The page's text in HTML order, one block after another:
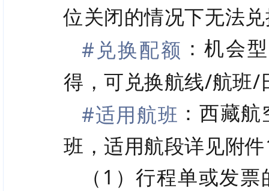
位关闭的情况下无法
#兑换配额 ：机会
得，可兑换航线/航班/
#适用航班 ：西藏
班，适用航段详见附
（1）行程单或发